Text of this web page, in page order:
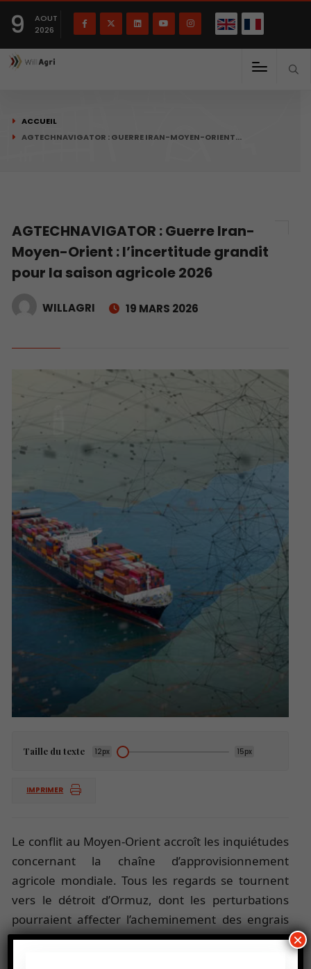
9
AOUT
2026
ACCUEIL
AGTECHNAVIGATOR : GUERRE IRAN-MOYEN-ORIENT…
AGTECHNAVIGATOR : Guerre Iran-
Moyen-Orient : l’incertitude grandit
pour la saison agricole 2026
WILLAGRI 19 MARS 2026
Taille du texte 12px 15px
IMPRIMER
Le conflit au Moyen-Orient accroît les inquiétudes
concernant la chaîne d’approvisionnement
agricole mondiale. Tous les regards se tournent
vers le détroit d’Ormuz, dont les perturbations
pourraient affecter l’acheminement des engrais
et accentuer l’incertitude pour la prochaine ×
Français English(English)